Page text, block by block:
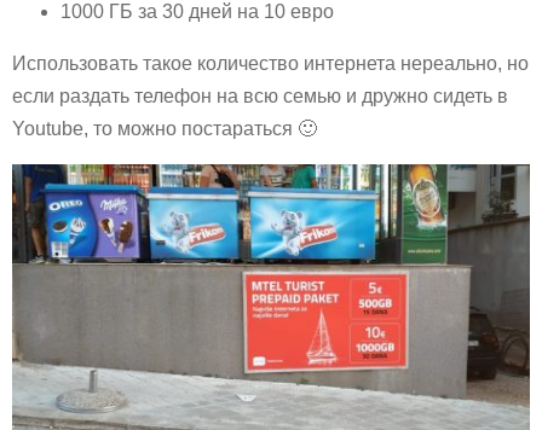
1000 ГБ за 30 дней на 10 евро
Использовать такое количество интернета нереально, но
если раздать телефон на всю семью и дружно сидеть в
Youtube, то можно постараться 🙂